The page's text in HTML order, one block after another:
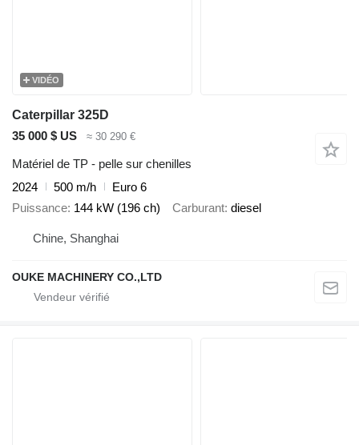
VIDÉO
Caterpillar 325D
35 000 $ US
≈ 30 290 €
Matériel de TP - pelle sur chenilles
2024
500 m/h
Euro 6
Puissance 144 kW (196 ch) Carburant diesel
Chine, Shanghai
OUKE MACHINERY CO.,LTD